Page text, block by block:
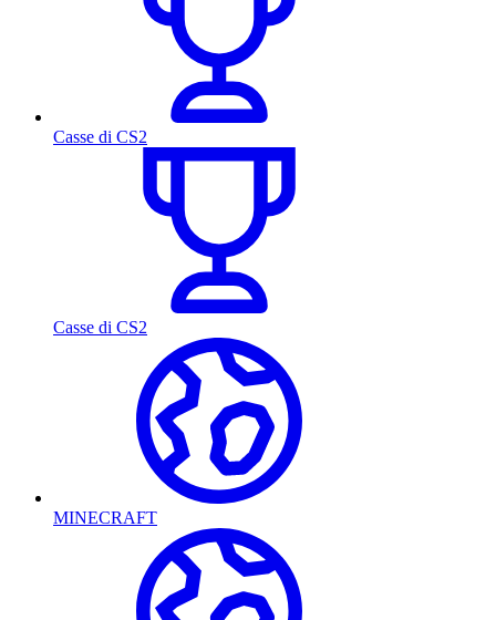
Casse di CS2
Casse di CS2
MINECRAFT